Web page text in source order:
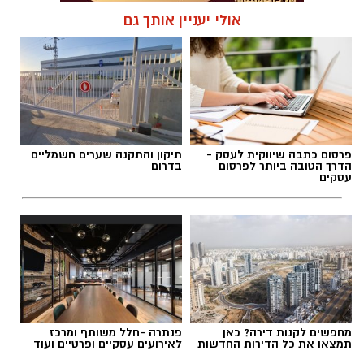
תגים:תאונת דרכים בגדרה
צילום: דוברות איחוד הצלה
אולי יעניין אותך גם
פרסום כתבה שיווקית לעסק -
הדרך הטובה ביותר לפרסום
עסקים
תיקון והתקנה שערים חשמליים
בדרום
מחפשים לקנות דירה? כאן
תמצאו את כל הדירות החדשות
פנתרה -חלל משותף ומרכז
לאירועים עסקיים ופרטיים ועוד